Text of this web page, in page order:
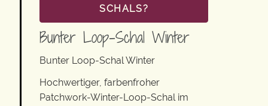
SCHALS?
Bunter Loop-Schal Winter
Bunter Loop-Schal Winter
Hochwertiger, farbenfroher
Patchwork-Winter-Loop-Schal im